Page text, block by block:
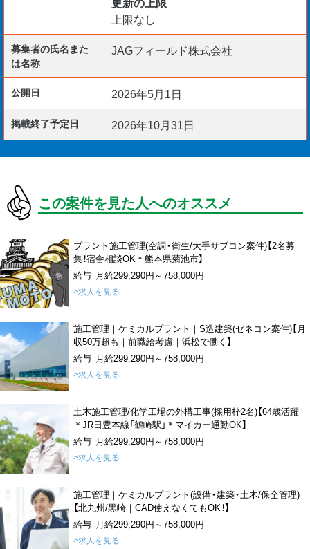
上限なし
募集者の氏名また
は名称
JAGフィールド株式会社
公開日 2026年5月1日
掲載終了予定日 2026年10月31日
この案件を見た人へのオススメ
プラント施工管理(空調・衛生/大手サブコン案件)【2名募
集！宿舎相談OK＊熊本県菊池市】
給与 月給299,290円～758,000円
>求人を見る
施工管理｜ケミカルプラント｜S造建築(ゼネコン案件)【月
収50万超も｜前職給考慮｜浜松で働く】
給与 月給299,290円～758,000円
>求人を見る
土木施工管理/化学工場の外構工事(採用枠2名)【64歳活躍
＊JR日豊本線「鶴崎駅」＊マイカー通勤OK】
給与 月給299,290円～758,000円
>求人を見る
施工管理｜ケミカルプラント(設備・建築・土木/保全管理)
【北九州/黒崎｜CAD使えなくてもOK！】
給与 月給299,290円～758,000円
>求人を見る